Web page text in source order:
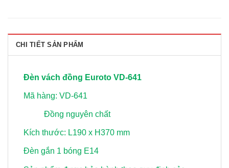
CHI TIẾT SẢN PHẨM
Đèn vách đồng Euroto VD-641
Mã hàng: VD-641
Đồng nguyên chất
Kích thước: L190 x H370 mm
Đèn gắn 1 bóng E14